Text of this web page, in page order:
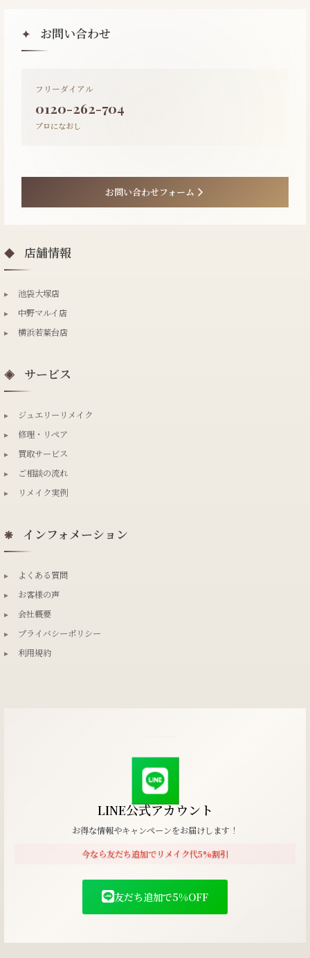
✦ お問い合わせ
フリーダイアル
0120-262-704
プロになおし
お問い合わせフォーム
◆ 店舗情報
▸
池袋大塚店
▸
中野マルイ店
▸
横浜若葉台店
◈ サービス
▸
ジュエリーリメイク
▸
修理・リペア
▸
買取サービス
▸
ご相談の流れ
▸
リメイク実例
❋ インフォメーション
▸
よくある質問
▸
お客様の声
▸
会社概要
▸
プライバシーポリシー
▸
利用規約
LINE公式アカウント
お得な情報やキャンペーンをお届けします！
今なら友だち追加でリメイク代5%割引
友だち追加で5%OFF